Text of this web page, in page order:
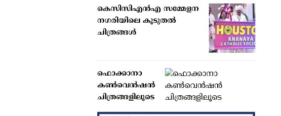
കെസിസിഎന്‍എ സമ്മേളന
നഗരിയിലെ കൂടുതല്‍
ചിത്രങ്ങള്‍
ഫൊക്കാനാ
കണ്‍വെന്‍ഷന്‍
ചിത്രങ്ങളിലൂടെ